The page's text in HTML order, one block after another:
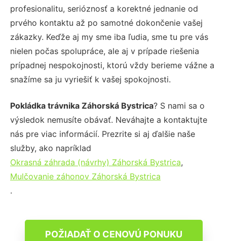
profesionalitu, serióznosť a korektné jednanie od
prvého kontaktu až po samotné dokončenie vašej
zákazky. Keďže aj my sme iba ľudia, sme tu pre vás
nielen počas spolupráce, ale aj v prípade riešenia
prípadnej nespokojnosti, ktorú vždy berieme vážne a
snažíme sa ju vyriešiť k vašej spokojnosti.
Pokládka trávnika Záhorská Bystrica? S nami sa o
výsledok nemusíte obávať. Neváhajte a kontaktujte
nás pre viac informácií. Prezrite si aj ďalšie naše
služby, ako napríklad
Okrasná záhrada (návrhy) Záhorská Bystrica,
Mulčovanie záhonov Záhorská Bystrica
.
POŽIADAŤ O CENOVÚ PONUKU